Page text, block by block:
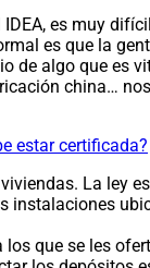
es muy
es que la
de algo que
china…
estar certificada?
La ley
instalaciones
que se les